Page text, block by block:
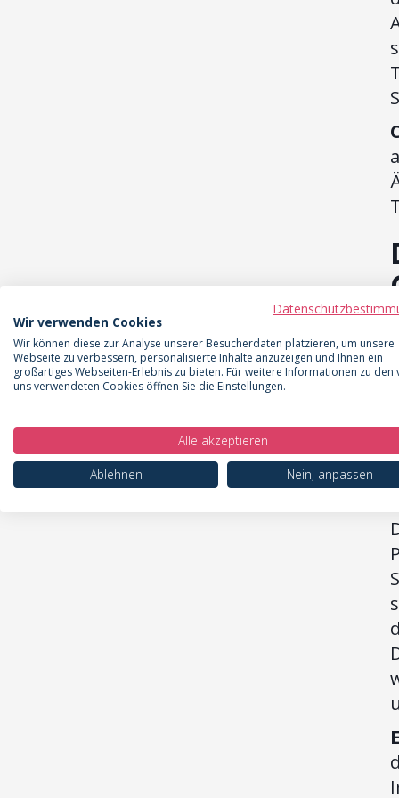
Wir verwenden Cookies
Wir können diese zur Analyse unserer Besucherdaten platzieren, um unsere
Webseite zu verbessern, personalisierte Inhalte anzuzeigen und Ihnen ein
großartiges Webseiten-Erlebnis zu bieten. Für weitere Informationen zu den
uns verwendeten Cookies öffnen Sie die Einstellungen.
Alle akzeptieren
Ablehnen
Nein, anpassen